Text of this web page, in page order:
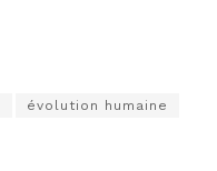
évolution humaine